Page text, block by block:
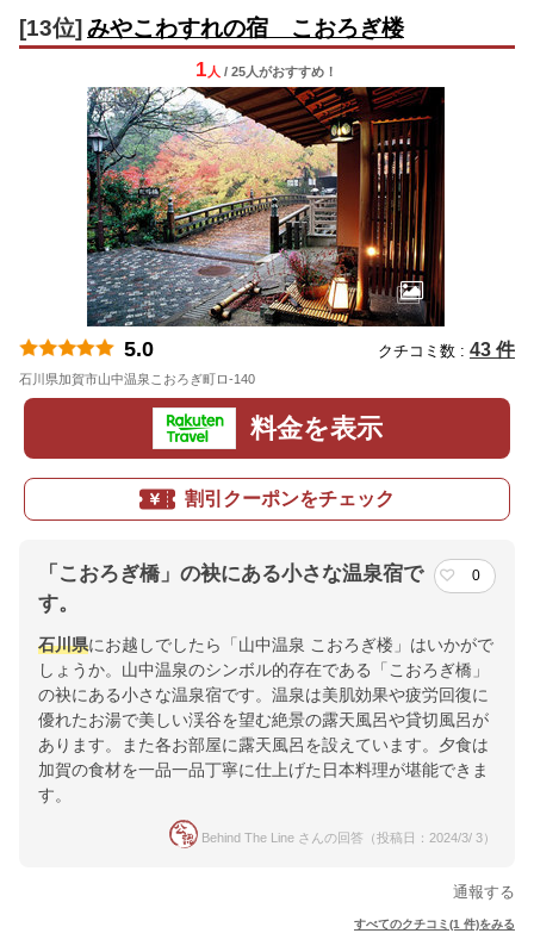
[13位] みやこわすれの宿 こおろぎ楼
1 人 / 25人がおすすめ！
5.0 クチコミ数 : 43 件
石川県加賀市山中温泉こおろぎ町ロ-140
料金を表示
割引クーポンをチェック
「こおろぎ橋」の袂にある小さな温泉宿で
す。
0
石川県にお越しでしたら「山中温泉 こおろぎ楼」はいかがで
しょうか。山中温泉のシンボル的存在である「こおろぎ橋」
の袂にある小さな温泉宿です。温泉は美肌効果や疲労回復に
優れたお湯で美しい渓谷を望む絶景の露天風呂や貸切風呂が
あります。また各お部屋に露天風呂を設えています。夕食は
加賀の食材を一品一品丁寧に仕上げた日本料理が堪能できま
す。
Behind The Line さんの回答（投稿日：2024/3/ 3）
通報する
すべてのクチコミ(1 件)をみる